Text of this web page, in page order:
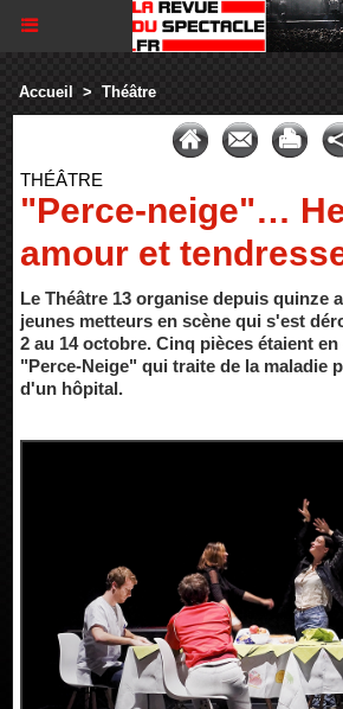
Accueil > Théâtre
THÉÂTRE
"Perce-neige"…
amour et
Le Théâtre 13 organise depuis quinze
jeunes metteurs en scène qui s'est
2 au 14 octobre. Cinq pièces étaient
"Perce-Neige" qui traite de la maladie
d'un hôpital.